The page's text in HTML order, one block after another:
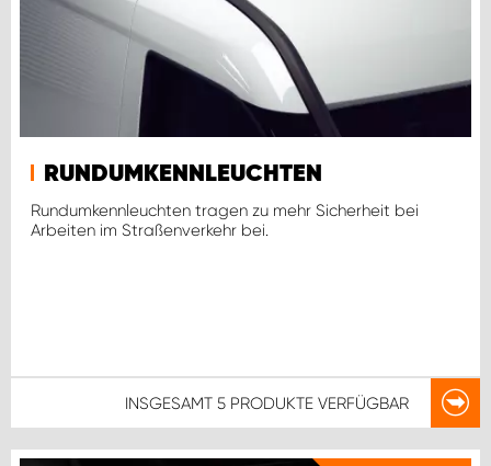
RUNDUMKENNLEUCHTEN
Rundumkennleuchten tragen zu mehr Sicherheit bei
Arbeiten im Straßenverkehr bei.
INSGESAMT 5 PRODUKTE VERFÜGBAR